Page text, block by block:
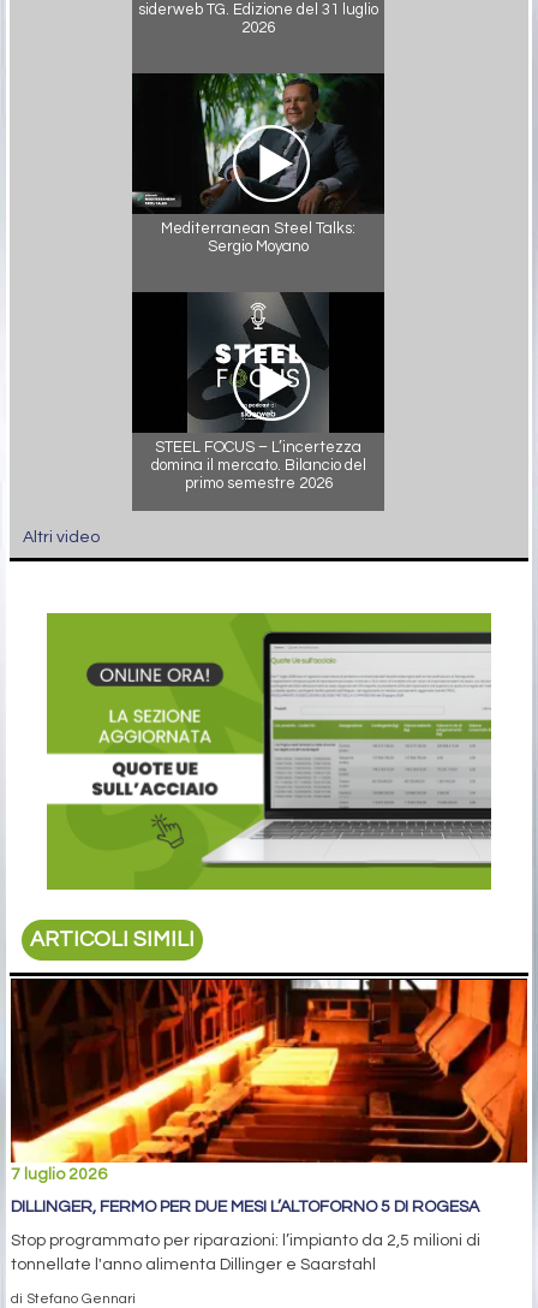
siderweb TG. Edizione del 31 luglio
2026
Mediterranean Steel Talks:
Sergio Moyano
STEEL FOCUS – L’incertezza
domina il mercato. Bilancio del
primo semestre 2026
Altri video
ARTICOLI SIMILI
7 luglio 2026
DILLINGER, FERMO PER DUE MESI L’ALTOFORNO 5 DI ROGESA
Stop programmato per riparazioni: l’impianto da 2,5 milioni di
tonnellate l'anno alimenta Dillinger e Saarstahl
di Stefano Gennari